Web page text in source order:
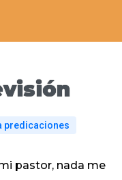
predicaciones
pastor, nada me